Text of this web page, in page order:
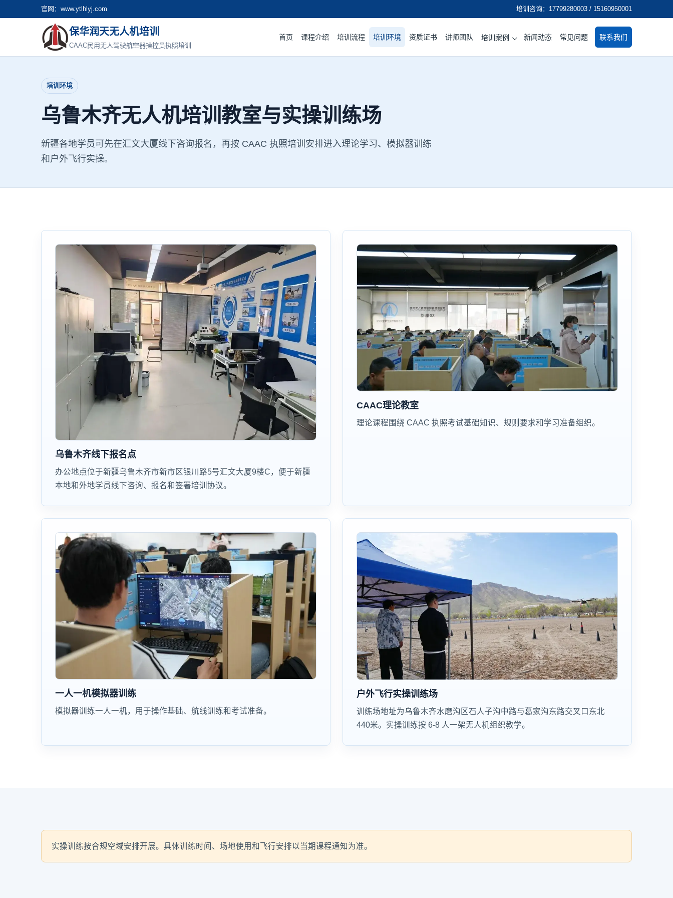
官网：www.ytlhlyj.com 培训咨询：17799280003 / 15160950001
保华润天无人机培训
CAAC民用无人驾驶航空器操控员执照培训
首页 课程介绍 培训流程 培训环境 资质证书 讲师团队 培训案例 新闻动态 常见问题 联系我们
培训环境
乌鲁木齐无人机培训教室与实操训练场
新疆各地学员可先在汇文大厦线下咨询报名，再按 CAAC 执照培训安排进入理论学习、模拟器训练
和户外飞行实操。
乌鲁木齐线下报名点
办公地点位于新疆乌鲁木齐市新市区银川路5号汇文大厦9楼C，便于新疆
本地和外地学员线下咨询、报名和签署培训协议。
CAAC理论教室
理论课程围绕 CAAC 执照考试基础知识、规则要求和学习准备组织。
一人一机模拟器训练
模拟器训练一人一机，用于操作基础、航线训练和考试准备。
户外飞行实操训练场
训练场地址为乌鲁木齐水磨沟区石人子沟中路与葛家沟东路交叉口东北
440米。实操训练按 6-8 人一架无人机组织教学。
实操训练按合规空域安排开展。具体训练时间、场地使用和飞行安排以当期课程通知为准。